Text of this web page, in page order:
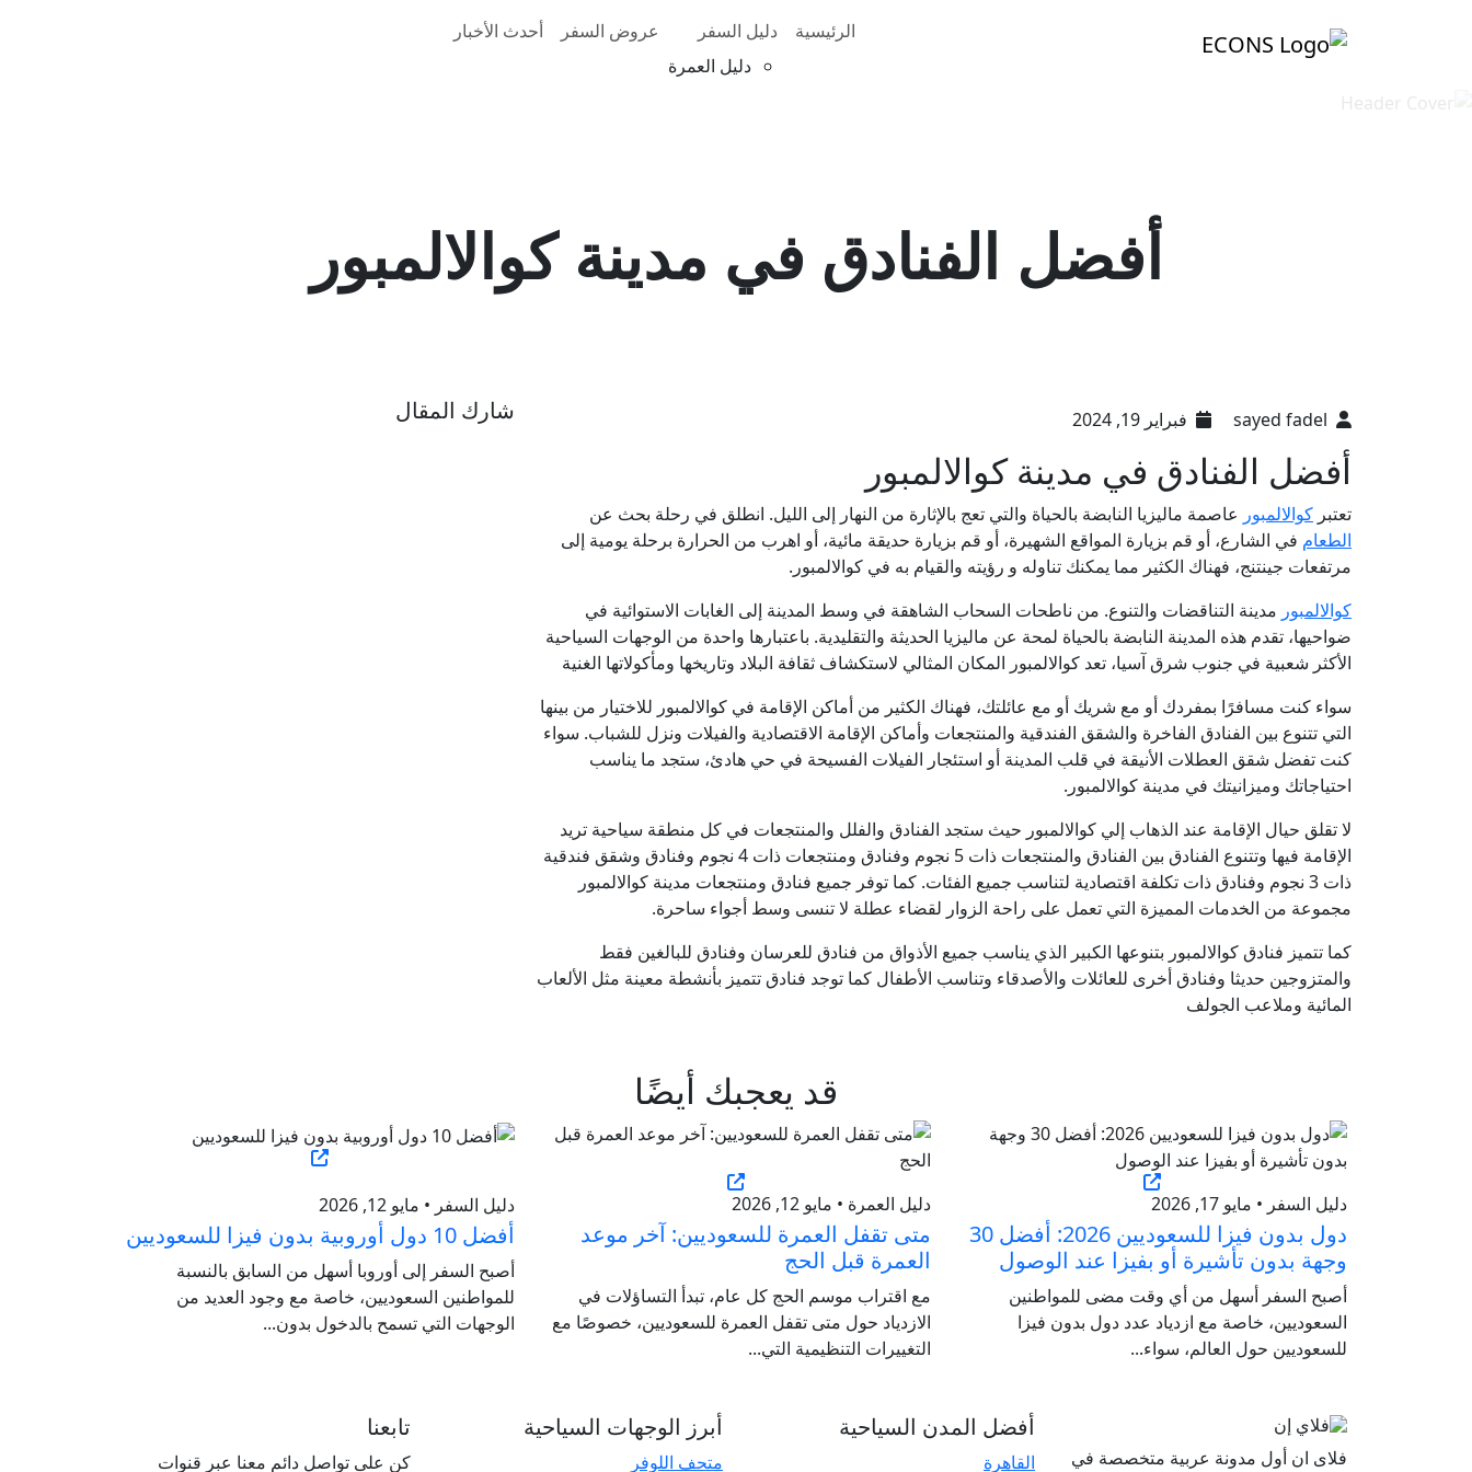
الرئيسية
دليل السفر
دليل العمرة
عروض السفر أحدث الأخبار
أفضل الفنادق في مدينة كوالالمبور
فبراير 19, 2024
أفضل الفنادق في مدينة كوالالمبور
تعتبر كوالالمبور عاصمة ماليزيا النابضة بالحياة والتي تعج بالإثارة من النهار إلى الليل. انطلق في رحلة بحث عن
الطعام في الشارع، أو قم بزيارة المواقع الشهيرة، أو قم بزيارة حديقة مائية، أو اهرب من الحرارة برحلة يومية إلى
مرتفعات جينتنج، فهناك الكثير مما يمكنك تناوله و رؤيته والقيام به في كوالالمبور.
كوالالمبور مدينة التناقضات والتنوع. من ناطحات السحاب الشاهقة في وسط المدينة إلى الغابات الاستوائية في
ضواحيها، تقدم هذه المدينة النابضة بالحياة لمحة عن ماليزيا الحديثة والتقليدية. باعتبارها واحدة من الوجهات السياحية
الأكثر شعبية في جنوب شرق آسيا، تعد كوالالمبور المكان المثالي لاستكشاف ثقافة البلاد وتاريخها ومأكولاتها الغنية
سواء كنت مسافرًا بمفردك أو مع شريك أو مع عائلتك، فهناك الكثير من أماكن الإقامة في كوالالمبور للاختيار من بينها
التي تتنوع بين الفنادق الفاخرة والشقق الفندقية والمنتجعات وأماكن الإقامة الاقتصادية والفيلات ونزل للشباب. سواء
كنت تفضل شقق العطلات الأنيقة في قلب المدينة أو استئجار الفيلات الفسيحة في حي هادئ، ستجد ما يناسب
احتياجاتك وميزانيتك في مدينة كوالالمبور.
لا تقلق حيال الإقامة عند الذهاب إلي كوالالمبور حيث ستجد الفنادق والفلل والمنتجعات في كل منطقة سياحية تريد
الإقامة فيها وتتنوع الفنادق بين الفنادق والمنتجعات ذات 5 نجوم وفنادق ومنتجعات ذات 4 نجوم وفنادق وشقق فندقية
ذات 3 نجوم وفنادق ذات تكلفة اقتصادية لتناسب جميع الفئات. كما توفر جميع فنادق ومنتجعات مدينة كوالالمبور
مجموعة من الخدمات المميزة التي تعمل على راحة الزوار لقضاء عطلة لا تنسى وسط أجواء ساحرة.
كما تتميز فنادق كوالالمبور بتنوعها الكبير الذي يناسب جميع الأذواق من فنادق للعرسان وفنادق للبالغين فقط
والمتزوجين حديثا وفنادق أخرى للعائلات والأصدقاء وتناسب الأطفال كما توجد فنادق تتميز بأنشطة معينة مثل الألعاب
المائية وملاعب الجولف
شارك المقال
قد يعجبك أيضًا
دليل السفر • مايو 17, 2026
دول بدون فيزا للسعوديين 2026: أفضل 30
وجهة بدون تأشيرة أو بفيزا عند الوصول
أصبح السفر أسهل من أي وقت مضى للمواطنين
السعوديين، خاصة مع ازدياد عدد دول بدون فيزا
للسعوديين حول العالم، سواء...
دليل العمرة • مايو 12, 2026
متى تقفل العمرة للسعوديين: آخر موعد
العمرة قبل الحج
مع اقتراب موسم الحج كل عام، تبدأ التساؤلات في
الازدياد حول متى تقفل العمرة للسعوديين، خصوصًا مع
التغييرات التنظيمية التي...
دليل السفر • مايو 12, 2026
أفضل 10 دول أوروبية بدون فيزا للسعوديين
أصبح السفر إلى أوروبا أسهل من السابق بالنسبة
للمواطنين السعوديين، خاصة مع وجود العديد من
الوجهات التي تسمح بالدخول بدون...
فلاى ان أول مدونة عربية متخصصة في
أفضل المدن السياحية
القاهرة
أبرز الوجهات السياحية
متحف اللوفر
تابعنا
كن على تواصل دائم معنا عبر قنوات